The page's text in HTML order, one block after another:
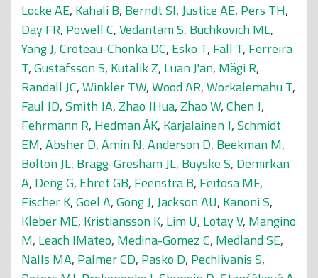
Locke AE, Kahali B, Berndt SI,Justice AE, Pers TH,
Day FR, Powell C,Vedantam S, Buchkovich ML,
Yang J,Croteau-Chonka DC, Esko T, Fall T, Ferreira
T,Gustafsson S, Kutalik Z, Luan J'an, Mägi R,
Randall JC,Winkler TW,Wood AR,Workalemahu T,
Faul JD,Smith JA,Zhao JHua,Zhao W,Chen J,
Fehrmann R, Hedman ÅK, Karjalainen J,Schmidt
EM,Absher D,Amin N,Anderson D, Beekman M,
Bolton JL, Bragg-Gresham JL, Buyske S, Demirkan
A, Deng G, Ehret GB, Feenstra B, Feitosa MF,
Fischer K,Goel A,Gong J,Jackson AU, Kanoni S,
Kleber ME, Kristiansson K, Lim U, Lotay V, Mangino
M, Leach IMateo, Medina-Gomez C, Medland SE,
Nalls MA, Palmer CD, Pasko D, Pechlivanis S,